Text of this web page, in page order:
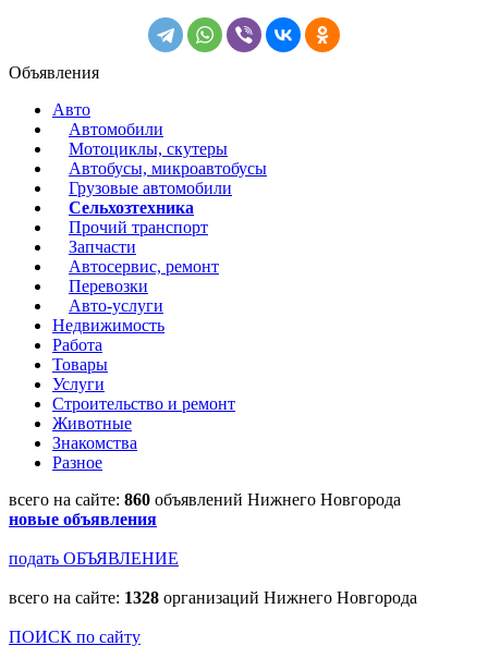
Объявления
Авто
Автомобили
Мотоциклы, скутеры
Автобусы, микроавтобусы
Грузовые автомобили
Сельхозтехника
Прочий транспорт
Запчасти
Автосервис, ремонт
Перевозки
Авто-услуги
Недвижимость
Работа
Товары
Услуги
Строительство и ремонт
Животные
Знакомства
Разное
всего на сайте: 860 объявлений Нижнего Новгорода
новые объявления
подать ОБЪЯВЛЕНИЕ
всего на сайте: 1328 организаций Нижнего Новгорода
ПОИСК по сайту